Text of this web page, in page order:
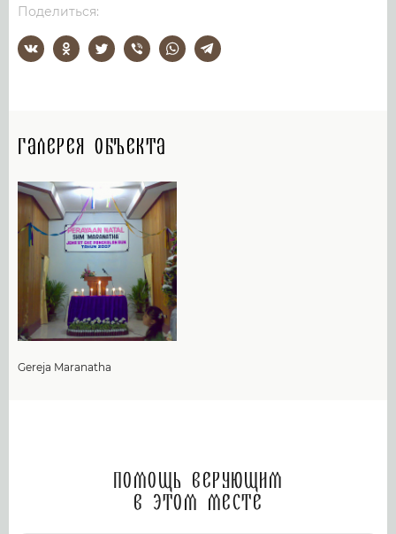
Поделиться:
Галерея объекта
Gereja Maranatha
Помощь верующим
в этом месте